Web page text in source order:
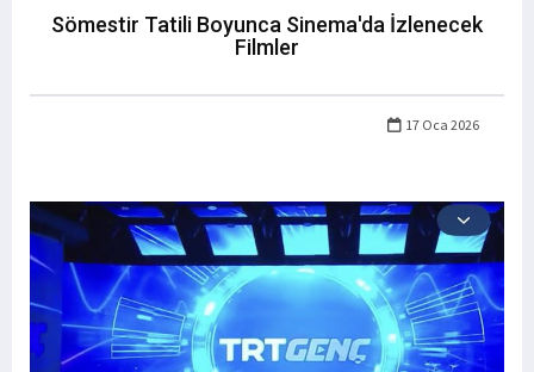
Sömestir Tatili Boyunca Sinema'da İzlenecek
Filmler
17 Oca 2026